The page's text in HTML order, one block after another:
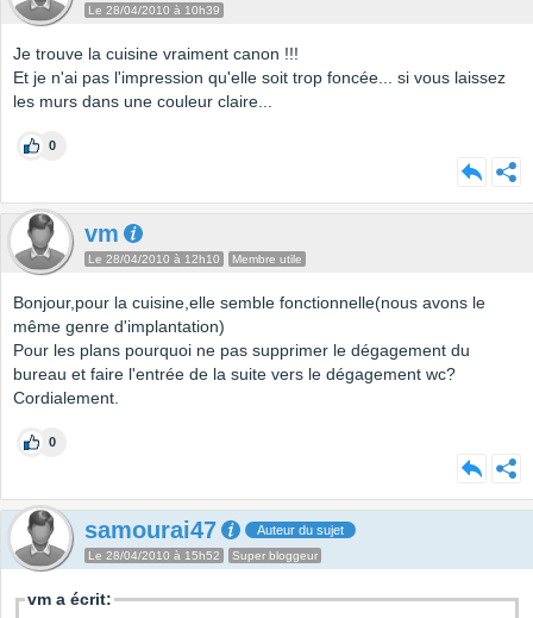
Le 28/04/2010 à 10h39
Je trouve la cuisine vraiment canon !!!
Et je n'ai pas l'impression qu'elle soit trop foncée... si vous laissez
les murs dans une couleur claire...
0
vm
Le 28/04/2010 à 12h10 Membre utile
Bonjour,pour la cuisine,elle semble fonctionnelle(nous avons le
même genre d'implantation)
Pour les plans pourquoi ne pas supprimer le dégagement du
bureau et faire l'entrée de la suite vers le dégagement wc?
Cordialement.
0
samourai47 Auteur du sujet
Le 28/04/2010 à 15h52 Super bloggeur
vm a écrit: